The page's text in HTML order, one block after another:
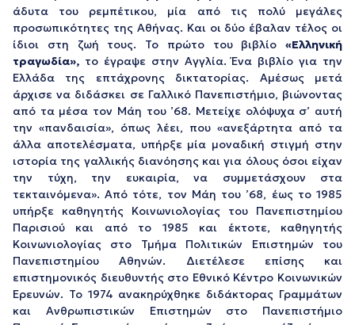
άδυτα του ρεμπέτικου, μία από τις πολύ μεγάλες
προσωπικότητες της Αθήνας. Και οι δύο έβαλαν τέλος οι
ίδιοι στη ζωή τους. Το πρώτο του βιβλίο «Ελληνική
τραγωδία», το έγραψε στην Αγγλία. Ένα βιβλίο για την
Ελλάδα της επτάχρονης δικτατορίας. Αμέσως μετά
άρχισε να διδάσκει σε Γαλλικό Πανεπιστήμιο, βιώνοντας
από τα μέσα τον Μάη του ’68. Μετείχε ολόψυχα σ’ αυτή
την «πανδαισία», όπως λέει, που «ανεξάρτητα από τα
άλλα αποτελέσματα, υπήρξε μία μοναδική στιγμή στην
ιστορία της γαλλικής διανόησης και για όλους όσοι είχαν
την τύχη, την ευκαιρία, να συμμετάσχουν στα
τεκταινόμενα». Από τότε, τον Μάη του ’68, έως το 1985
υπήρξε καθηγητής Κοινωνιολογίας του Πανεπιστημίου
Παρισιού και από το 1985 και έκτοτε, καθηγητής
Κοινωνιολογίας στο Τμήμα Πολιτικών Επιστημών του
Πανεπιστημίου Αθηνών. Διετέλεσε επίσης και
επιστημονικός διευθυντής στο Εθνικό Κέντρο Κοινωνικών
Ερευνών. Το 1974 ανακηρύχθηκε διδάκτορας Γραμμάτων
και Ανθρωπιστικών Επιστημών στο Πανεπιστήμιο